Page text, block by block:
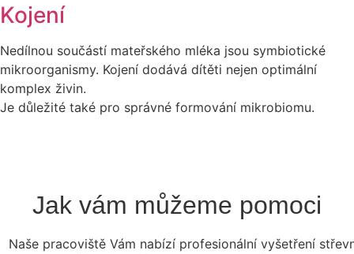
Kojení
Nedílnou součástí mateřského mléka jsou symbiotické
mikroorganismy. Kojení dodává dítěti nejen optimální
komplex živin.
Je důležité také pro správné formování mikrobiomu.
Jak vám můžeme pomoci
Naše pracoviště Vám nabízí profesionální vyšetření